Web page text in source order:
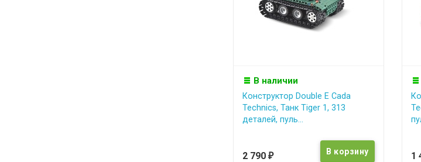
В наличии
Конструктор Double E Cada
Technics, Танк Tiger 1, 313
деталей, пуль...
2 790 ₽ 1